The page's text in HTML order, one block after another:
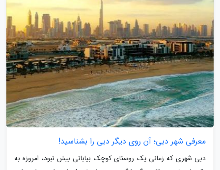
معرفی شهر دبی؛ آن روی دیگر دبی را بشناسید!
دبی شهری که زمانی یک روستای کوچک بیابانی بیش نبود، امروزه به